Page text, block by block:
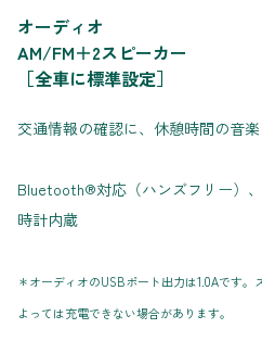
オーディオ
AM/FM＋2スピーカー
［全車に標準設定］
交通情報の確認に、休憩時間の音楽
Bluetooth®対応（ハンズフリー）
時計内蔵
＊オーディオのUSBポート出力は1.0Aです
よっては充電できない場合があります。